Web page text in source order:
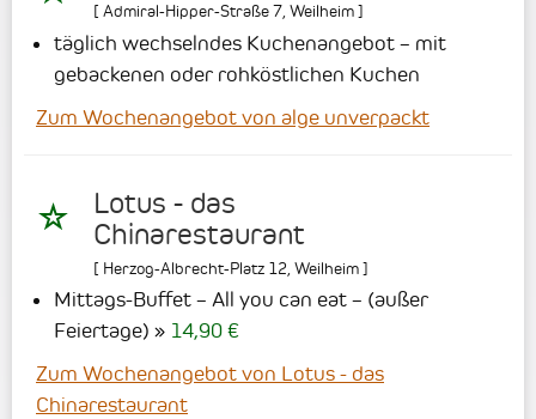
[ Admiral-Hipper-Straße 7 Weilheim]
täglich wechselndes Kuchenangebot – mit
gebackenen oder rohköstlichen Kuchen
Zum Wochenangebot von alge unverpackt
Lotus - das
Chinarestaurant
[ Herzog-Albrecht-Platz 12,Weilheim]
Mittags-Buffet – All you can eat – (außer
Feiertage)
14,90 €
Zum Wochenangebot von Lotus - das
Chinarestaurant